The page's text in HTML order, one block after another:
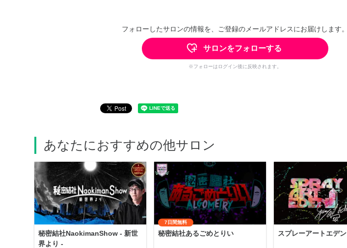
フォローしたサロンの情報を、ご登録のメールアドレスにお届けします。
サロンをフォローする
※フォローはログイン後に反映されます。
あなたにおすすめの他サロン
秘密結社NaokimanShow - 新世
界より -
7日間無料
秘密結社あるごめとりい スプレーアートエデン